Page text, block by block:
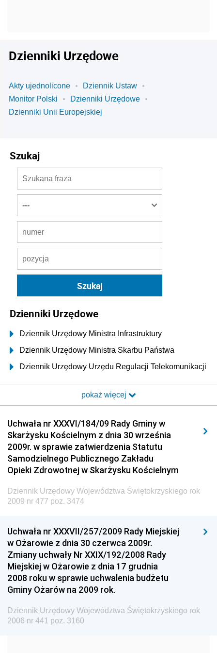
Dzienniki Urzędowe
Akty ujednolicone
Dziennik Ustaw
Monitor Polski
Dzienniki Urzędowe
Dzienniki Unii Europejskiej
Szukaj
Dzienniki Urzędowe
Dziennik Urzędowy Ministra Infrastruktury
Dziennik Urzędowy Ministra Skarbu Państwa
Dziennik Urzędowy Urzędu Regulacji Telekomunikacji
Dziennik Urzędowy Ministra Transportu i Budownictwa
Elektronicznej
Dziennik Urzędowy Ministra Spraw Wewnętrznych i
Administracji
Dziennik Urzędowy Ministra Transportu
Dziennik Urzędowy Ministra Budownictwa
Dziennik Urzędowy Ministra Nauki i Szkolnictwa
Dziennik Urzędowy Głównego Urzędu Miar
Dziennik Urzędowy Ministra Rolnictwa i Rozwoju Wsi
Dziennik Urzędowy Ministra Edukacji Narodowej i
Sportu
Dziennik Urzędowy Ministra Edukacji i Nauki
Dziennik Urzędowy Ministra Edukacji Narodowej
Dziennik Urzędowy Ministra Gospodarki Morskiej
pokaż więcej
Uchwała nr XXXVI/184/09 Rady Gminy w
Skarżysku Kościelnym z dnia 30 września
2009r. w sprawie zatwierdzenia Statutu
Samodzielnego Publicznego Zakładu
Opieki Zdrowotnej w Skarżysku Kościelnym
Dziennik Urzędowy Województwa Świętokrzyskiego rok
2009 nr 477 poz. 3474
Uchwała nr XXXVII/257/2009 Rady Miejskiej
w Ożarowie z dnia 30 czerwca 2009r.
Zmiany uchwały Nr XXIX/192/2008 Rady
Miejskiej w Ożarowie z dnia 17 grudnia
2008 roku w sprawie uchwalenia budżetu
Gminy Ożarów na 2009 rok.
Dziennik Urzędowy Województwa Świętokrzyskiego rok
2006 nr 441 poz. 3160